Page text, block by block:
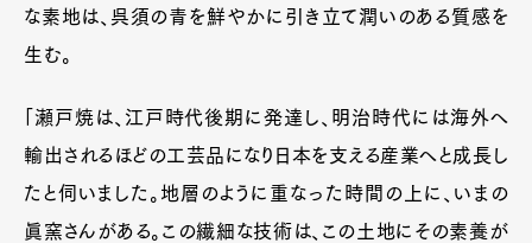
な素地は、呉須の青を鮮やかに引き立て潤いのある質感を
生む。
「瀬戸焼は、江戸時代後期に発達し、明治時代には海外へ
輸出されるほどの工芸品になり日本を支える産業へと成長し
たと伺いました。地層のように重なった時間の上に、いまの
眞窯さんがある。この繊細な技術は、この土地にその素養が